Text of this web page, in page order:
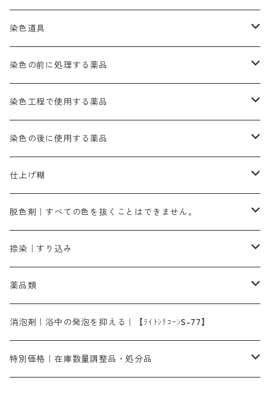
染料一覧ー100g入り
染料一覧ー500g入り
灰色系
黒色系
1kg
黒色
レットMG｜黄みの朱色
ピンクMB｜ピンク色
ローズMB｜鮮やかなピンク色）
ネビーブルーMB（定番の色合い）
ブルーMB（定番の色合い）
スカイブルーMG｜緑みの空色
ターキスブルーHNG｜緑みの空色
紫色系
バイオレットMFB
緑色系
ダークグリンMG（定番の色合い）
グリーンMB｜緑色
茶色系
ダークブロンMFB｜こげ茶色
ブロンHNR｜こげ茶色
黒色系
ブラックMK（赤みの黒色）
ブラックMG（青みの黒色）
白色系（定番の色合い）
ネオホワイトR
茶色｜在庫処分特価
カッチ｜茶系
霧島産・晩秋茶｜黄金色（赤みの黄色）｜準備中
ぶどう糖
ハイドロサルファイトコンク
染色用途のハンカチ・バンダナ
45cm×45cm（ハンカチ）｜端の始末も綿糸｜タグなし
54cm×54cm（バンダナ）｜端の始末も綿糸｜タグなし
ローダミンB｜赤紫色｜マゼンダ色
ハイドロサルファイトコンク
酸性剤
芒硝｜綿の染色時の吸収促進剤
ソーダ灰｜アルカリ性のPH調整剤
硫酸第一鉄｜鉄媒染剤
染色道具
刷毛
摺込み刷毛（スリコミハケ）ー夏毛（硬いタイプ）
摺込み刷毛（スリコミハケ）ー冬毛（柔らかいタイプ）
片羽刷毛
ローケツ筆
ローケツ用筆｜1本～販売
ローケツ用筆ー10%off｜20本セットお取り寄せ品
洋型紙（9番手｜中薄口、10番手｜中厚口）
有償サンプル品｜約20cm×27cm
洋型紙9番手｜中薄口｜約54cm×110cm
張木｜入荷待ち
伸子
型洗いブラシ
染色の前に処理する薬品
精練剤｜汚れ落とし剤｜針状マルセル石鹸
糊落とし剤｜ソルベンCA
濃染処理剤｜ソルバックスPS－900
染色工程で使用する薬品
染料の吸収促進剤
酢酸｜絹・羊毛・ナイロンに使用する
芒硝｜綿・麻の染色に使用する。
染料のムラ染め抑制剤（均染剤）
アゾリン200％｜綿・麻・絹・羊毛・ナイロンの染色
レオニールEHC｜反応染料用
染料の浸透剤
ソルバライトS-70｜各種繊維の浸し染めに使用可能
染料の定着向上剤
ライトフィックスAコンク｜綿・麻もしくは直接染料で染めた素材
シルクフィックス３A｜絹の染料定着向上剤
アルカリ剤｜反応染料用
ソーダ灰
染料溶解剤
セレナゾールPDN｜各種染料の染料溶解剤
染色の後に使用する薬品
ソーピング剤｜未定着の染料を除去すること
ネオポールB－300｜反応染料のソーピング剤
仕上げ剤｜柔軟・平滑剤
白場汚染防止剤
仕上げ糊
カルボキシメチルセルロース（CMC）
海藻系
たんぱく質系
化学糊（PVA）
防腐剤｜アルカリ性
脱色剤｜すべての色を抜くことはできません。
脱色剤
全体脱色｜ハイドロサルファイトコンク
部分脱色｜デグロリンSコンク
脱色助剤｜浸透・複色抑制剤
メイプロガムNP｜にじみ防止剤
アミラヂンD｜浸透・複色抑制剤
捺染｜すり込み
染料溶解剤｜染料の均一な浸透・吸着を補助する
捺染糊
メイプロガムNP（綿・麻・絹用｜直接・酸性・含金染料用）
白場汚染防止剤｜ソーピング剤｜水洗する際の再汚染防止剤
薬品類
ア行
カ行
消泡剤｜浴中の発泡を抑える｜【ﾗｲﾄｼﾘｺｰﾝS-77】
特別価格｜在庫数量調整品・処分品